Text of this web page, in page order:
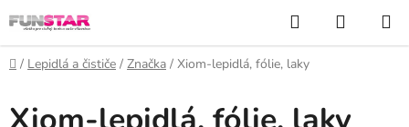
na
obsah
Hľadať
KOŠÍK
Domov
/ Lepidlá a čističe / Značka / Xiom-lepidlá, fólie, laky